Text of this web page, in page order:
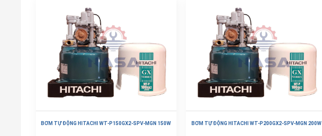
BƠM TỰ ĐỘNG HITACHI WT-P150GX2-SPV-MGN 150W BƠM TỰ ĐỘNG HITACHI WT-P200GX2-SPV-MGN 200W